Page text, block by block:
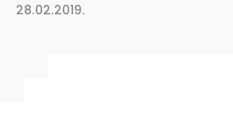
28.02.2019.